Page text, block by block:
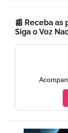
📰 Receba
Siga o Voz